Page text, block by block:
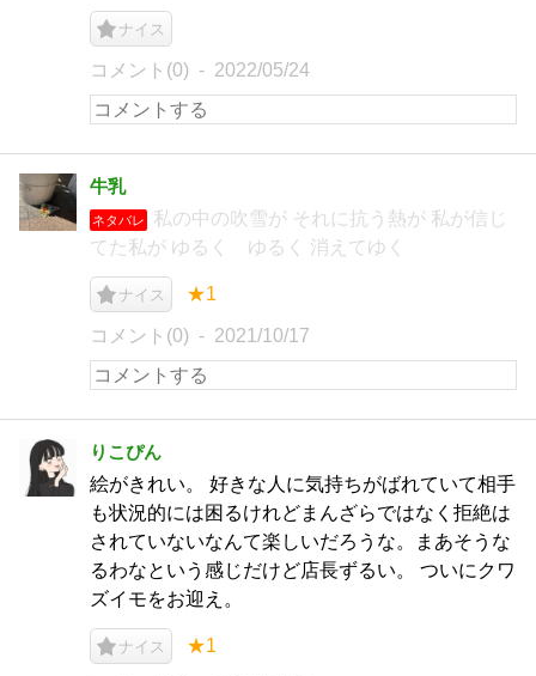
ナイス
コメント(0) 2022/05/24
牛乳
ネタバレ
私の中の吹雪が それに抗う熱が 私が信じ
てた私が ゆるく ゆるく 消えてゆく
ナイス ★1
コメント(0) 2021/10/17
りこぴん
絵がきれい。 好きな人に気持ちがばれていて相手
も状況的には困るけれどまんざらではなく拒絶は
されていないなんて楽しいだろうな。まあそうな
るわなという感じだけど店長ずるい。 ついにクワ
ズイモをお迎え。
ナイス ★1